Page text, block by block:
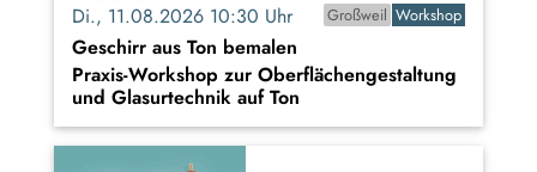
Di., 11.08.2026 10:30 Uhr Großweil Workshop
Geschirr aus Ton bemalen
Praxis-Workshop zur Oberflächengestaltung
und Glasurtechnik auf Ton